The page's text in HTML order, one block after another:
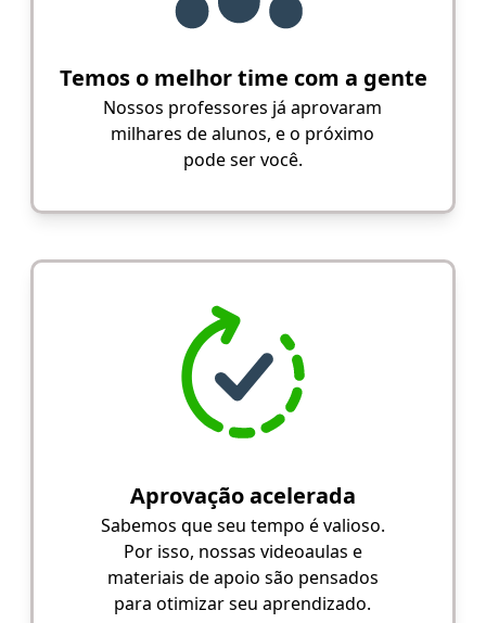
Temos o melhor time com a gente
Nossos professores já aprovaram
milhares de alunos, e o próximo
pode ser você.
Aprovação acelerada
Sabemos que seu tempo é valioso.
Por isso, nossas videoaulas e
materiais de apoio são pensados
para otimizar seu aprendizado.